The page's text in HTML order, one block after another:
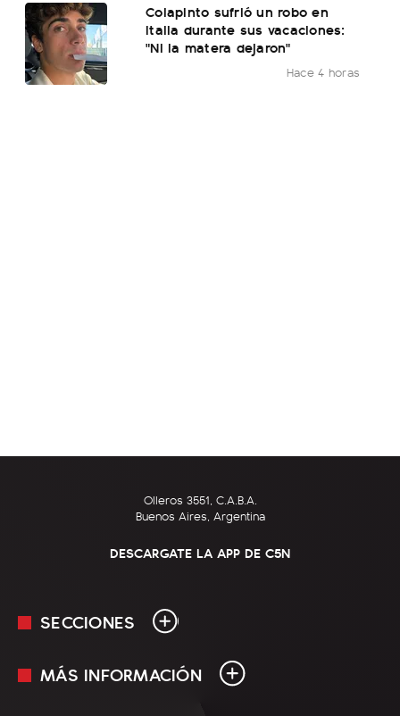
Colapinto sufrió un robo en
Italia durante sus vacaciones:
"Ni la matera dejaron"
Hace 4 horas
Olleros 3551, C.A.B.A.
Buenos Aires, Argentina
DESCARGATE LA APP DE C5N
SECCIONES
En Vivo
MÁS INFORMACIÓN